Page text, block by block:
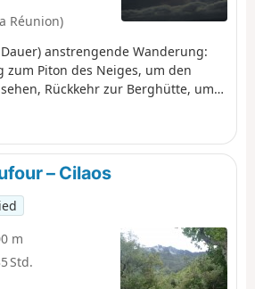
Réunion)
anstrengende Wanderung:
zum Piton des Neiges, um den
Rückkehr zur Berghütte, um
in Hell Bourg ein und
Thermen.
– Cilaos
m
Std.